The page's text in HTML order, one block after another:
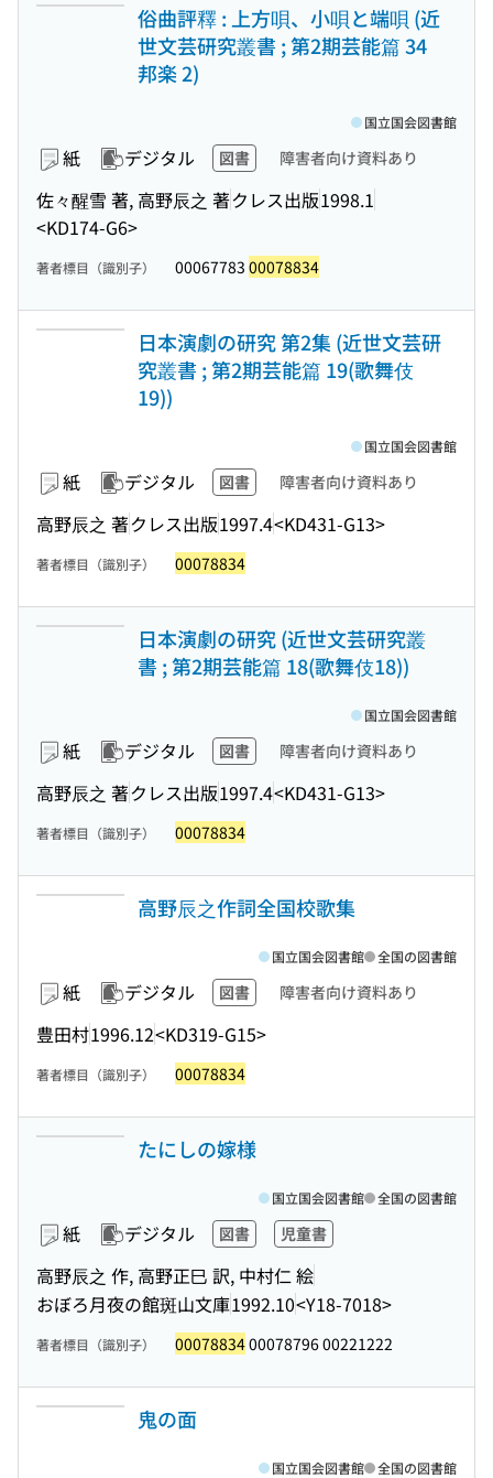
俗曲評釋 : 上方唄、小唄と端唄 (近
世文芸研究叢書 ; 第2期芸能篇 34
邦楽 2)
紙 デジタル 図書 障害者向け資料あり
佐々醒雪 著, 高野辰之 著クレス出版1998.1
<KD174-G6>
国立国会図書館
著者標目（識別子） 00067783 00078834
日本演劇の研究 第2集 (近世文芸研
究叢書 ; 第2期芸能篇 19(歌舞伎
19))
紙 デジタル 図書 障害者向け資料あり
高野辰之 著クレス出版1997.4<KD431-G13>
国立国会図書館
著者標目（識別子） 00078834
日本演劇の研究 (近世文芸研究叢
書 ; 第2期芸能篇 18(歌舞伎18))
紙 デジタル 図書 障害者向け資料あり
高野辰之 著クレス出版1997.4<KD431-G13>
国立国会図書館
著者標目（識別子） 00078834
高野辰之作詞全国校歌集
紙 デジタル 図書 障害者向け資料あり
豊田村1996.12<KD319-G15>
国立国会図書館 全国の図書館
著者標目（識別子） 00078834
たにしの嫁様
紙 デジタル 図書 児童書
高野辰之 作, 高野正巳 訳, 中村仁 絵
おぼろ月夜の館斑山文庫1992.10<Y18-7018>
国立国会図書館 全国の図書館
著者標目（識別子） 0007883400078796 00221222
鬼の面
国立国会図書館 全国の図書館